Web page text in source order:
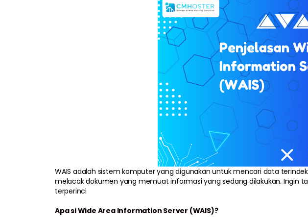
WAIS adalah sistem komputer yang digunakan untuk mencari data
melacak dokumen yang memuat informasi yang sedang dilakukan. Ingin
terperinci
Apa si Wide Area Information Server (WAIS)?